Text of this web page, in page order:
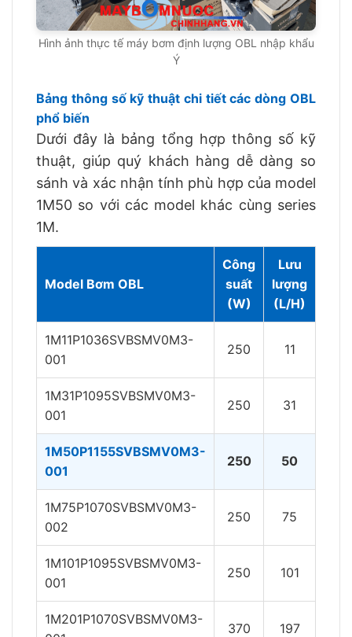
Hình ảnh thực tế máy bơm định lượng OBL nhập khẩu
Ý
Bảng thông số kỹ thuật chi tiết các dòng OBL
phổ biến
Dưới đây là bảng tổng hợp thông số kỹ
thuật, giúp quý khách hàng dễ dàng so
sánh và xác nhận tính phù hợp của model
1M50 so với các model khác cùng series
1M.
Model Bơm OBL
Công
suất
(W)
Lưu
lượng
(L/H)
1M11P1036SVBSMV0M3-
001
250 11
1M31P1095SVBSMV0M3-
001
250 31
1M50P1155SVBSMV0M3-
001
250 50
1M75P1070SVBSMV0M3-
002
250 75
1M101P1095SVBSMV0M3-
001
250 101
1M201P1070SVBSMV0M3-
370 197